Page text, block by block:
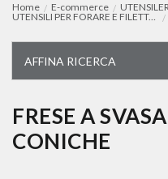
Home E-commerce
UTENSILI PER FORARE E FILETTARE
AFFINA RICERCA
UTENSILERIA MANUALE
carrelli e cassettiere
FRESE A
CONICHE